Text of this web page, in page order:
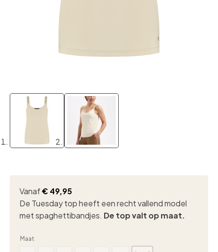
Vanaf€ 49,95
De Tuesday top heeft een recht vallend model
met spaghettibandjes. De top valt op maat.
Maat